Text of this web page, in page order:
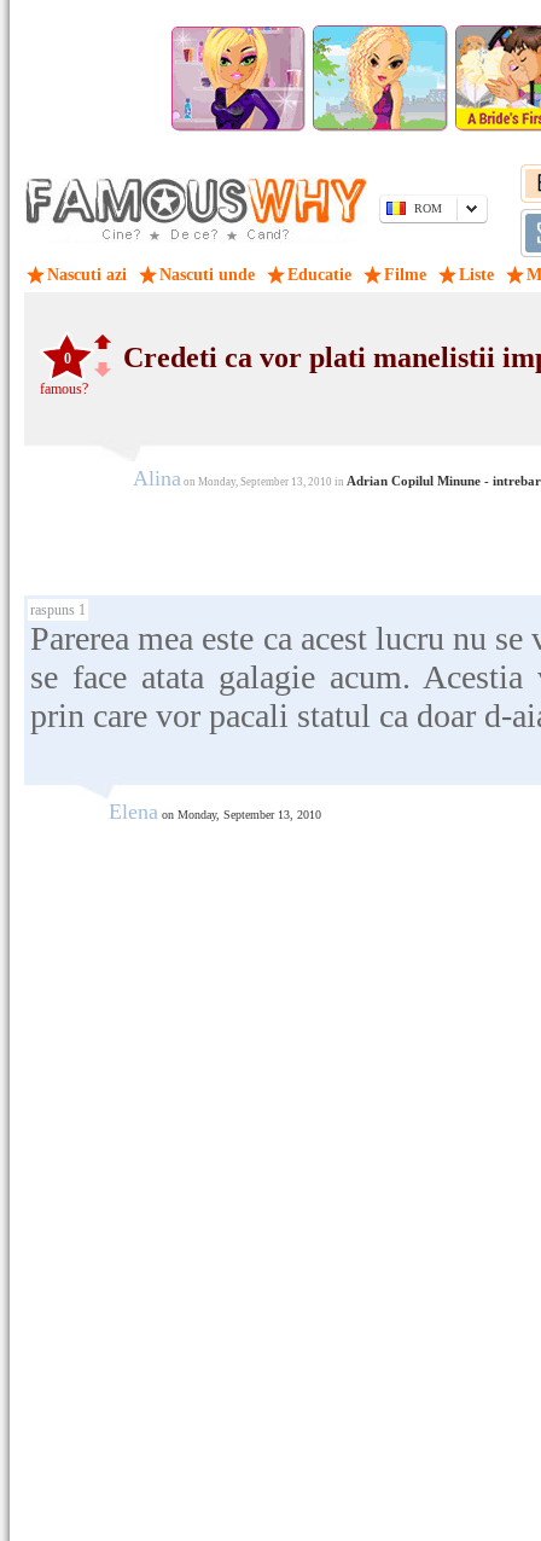
ROM
Nascuti azi Nascuti unde Educatie Filme Liste
0
famous?
Credeti ca vor plati manelistii
Alina on Monday, September 13, 2010 in Adrian Copilul Minune -
raspuns 1
Parerea mea este ca acest lucru nu
se face atata galagie acum.
prin care vor pacali statul ca doar d-
Elena on Monday, September 13, 2010